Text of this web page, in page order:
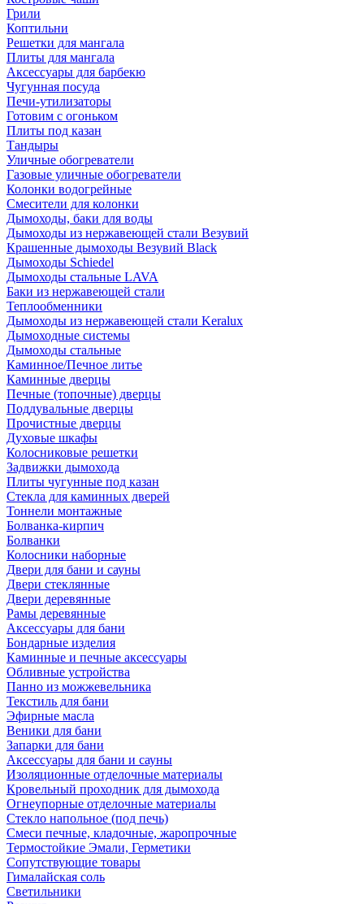
Грили
Коптильни
Решетки для мангала
Плиты для мангала
Аксессуары для барбекю
Чугунная посуда
Печи-утилизаторы
Готовим с огоньком
Плиты под казан
Тандыры
Уличные обогреватели
Газовые уличные обогреватели
Колонки водогрейные
Смесители для колонки
Дымоходы, баки для воды
Дымоходы из нержавеющей стали Везувий
Крашенные дымоходы Везувий Black
Дымоходы Schiedel
Дымоходы стальные LAVA
Баки из нержавеющей стали
Теплообменники
Дымоходы из нержавеющей стали Keralux
Дымоходные системы
Дымоходы стальные
Каминное/Печное литье
Каминные дверцы
Печные (топочные) дверцы
Поддувальные дверцы
Прочистные дверцы
Духовые шкафы
Колосниковые решетки
Задвижки дымохода
Плиты чугунные под казан
Стекла для каминных дверей
Тоннели монтажные
Болванка-кирпич
Болванки
Колосники наборные
Двери для бани и сауны
Двери стеклянные
Двери деревянные
Рамы деревянные
Аксессуары для бани
Бондарные изделия
Каминные и печные аксессуары
Обливные устройства
Панно из можжевельника
Текстиль для бани
Эфирные масла
Веники для бани
Запарки для бани
Аксессуары для бани и сауны
Изоляционные отделочные материалы
Кровельный проходник для дымохода
Огнеупорные отделочные материалы
Стекло напольное (под печь)
Смеси печные, кладочные, жаропрочные
Термостойкие Эмали, Герметики
Сопутствующие товары
Гималайская соль
Светильники